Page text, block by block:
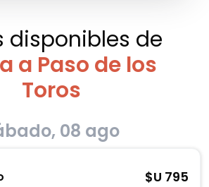
disponibles de
a Paso de los
Toros
08 ago
$U 795